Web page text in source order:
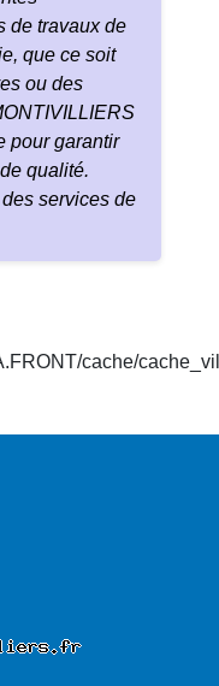
de travaux de
que ce soit
ou des
pour garantir
qualité.
services de
cache/